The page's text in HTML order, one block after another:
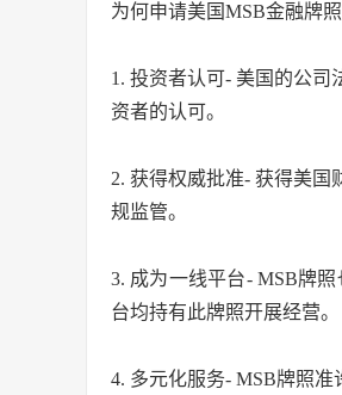
为何申请美国MSB金融牌照
1. 投资者认可- 美国的公
资者的认可。
2. 获得权威批准- 获得美
规监管。
3. 成为一线平台- MSB牌
台均持有此牌照开展经营。
4. 多元化服务- MSB牌照